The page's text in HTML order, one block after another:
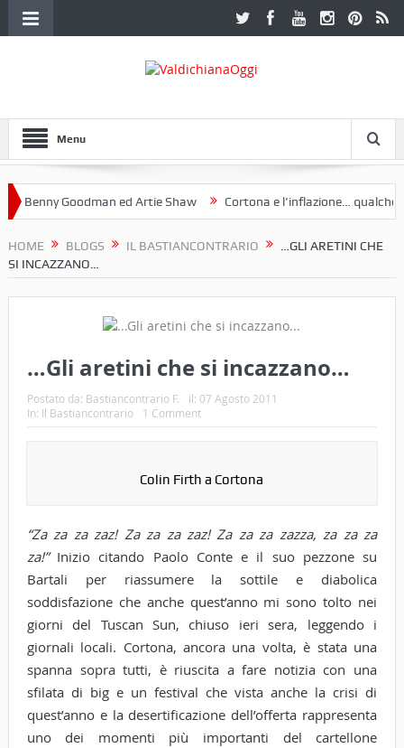
Menu
Goodman ed Artie Shaw Cortona e l’inflazione… qualche
HOME BLOGS IL BASTIANCONTRARIO
…GLI ARETINI CHE
SI INCAZZANO…
…Gli aretini che si incazzano…
Postato da: Bastiancontrario F. il: 07 Agosto 2011
In: Il Bastiancontrario 1 Comment
Colin Firth a Cortona
“Za za za zaz! Za za za zaz! Za za za zazza, za za za
za!” Inizio citando Paolo Conte e il suo pezzone su
Bartali per riassumere la sottile e diabolica
soddisfazione che anche quest’anno mi sono tolto nei
giorni del Tuscan Sun, chiuso ieri sera, leggendo i
giornali locali. Cortona, ancora una volta, è stata una
spanna sopra tutti, è riuscita a fare notizia con una
sfilata di big e un festival che vista anche la crisi di
quest’anno e la desertificazione dell’offerta rappresenta
uno dei momenti più importanti del cartellone